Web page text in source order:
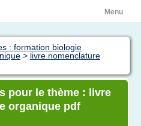
Menu
: formation biologie
> livre nomenclature
pour le thème : livre
organique pdf